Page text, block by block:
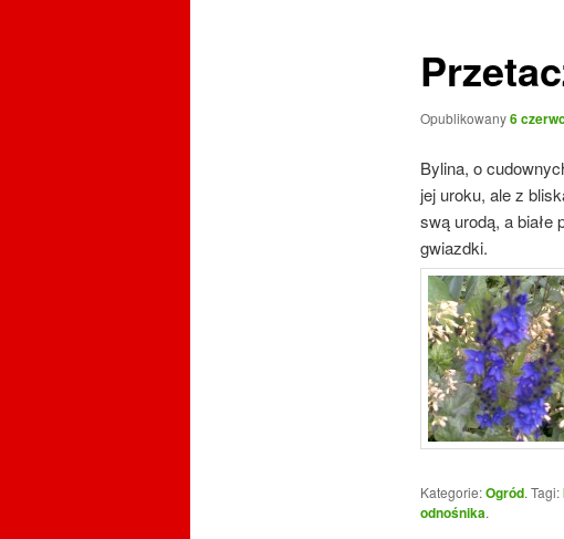
Opublikowany6
Bylina, o
jej uroku, ale z
swą urodą, a białe
gwiazdki.
Kategorie:Ogród. Tagi:
odnośnika.